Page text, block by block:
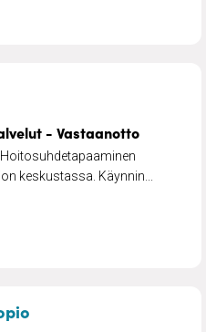
ja
- Vastaanotto
keskustassa. Käynnin...